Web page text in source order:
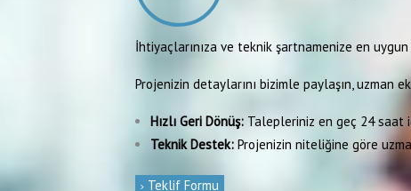
İhtiyaçlarınıza ve teknik şartnamenize en
Projenizin detaylarını bizimle paylaşın, uzman
Hızlı Geri Dönüş: Talepleriniz en geç 24 saat
Teknik Destek: Projenizin niteliğine göre
Teklif Formu